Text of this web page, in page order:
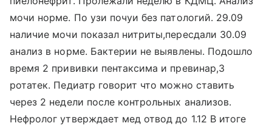
мочи норме. По узи почуи без патологий. 29.09
наличие мочи показал нитриты,пересдали 30.09
анализ в норме. Бактерии не выявлены. Подошло
время 2 прививки пентаксима и превинар,3
ротатек. Педиатр говорит что можно ставить
через 2 недели после контрольных анализов.
Нефролог утверждает мед отвод до 1.12 В итоге